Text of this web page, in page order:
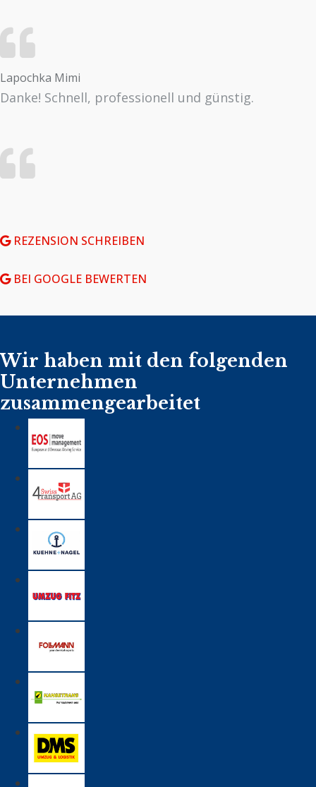
Lapochka Mimi
Danke! Schnell, professionell und günstig.
REZENSION SCHREIBEN
BEI GOOGLE BEWERTEN
Wir haben mit den folgenden
Unternehmen
zusammengearbeitet